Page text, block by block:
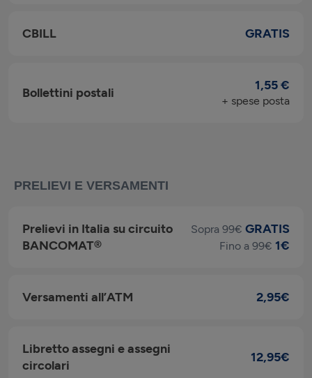
CBILL GRATIS
Bollettini postali 1,55 €
+ spese posta
PRELIEVI E VERSAMENTI
Prelievi in Italia su circuito
BANCOMAT®
Sopra 99€ GRATIS
Fino a 99€ 1€
Versamenti all’ATM 2,95€
Libretto assegni e assegni
circolari
12,95€